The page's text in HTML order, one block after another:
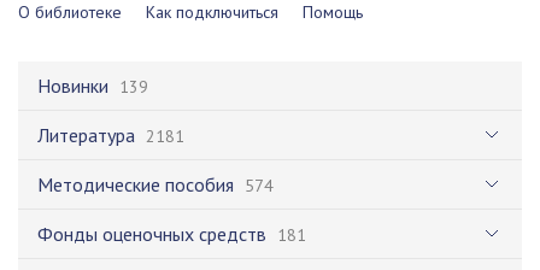
О библиотеке Как подключиться Помощь
Новинки 139
Литература 2181
Методические пособия 574
Фонды оценочных средств 181